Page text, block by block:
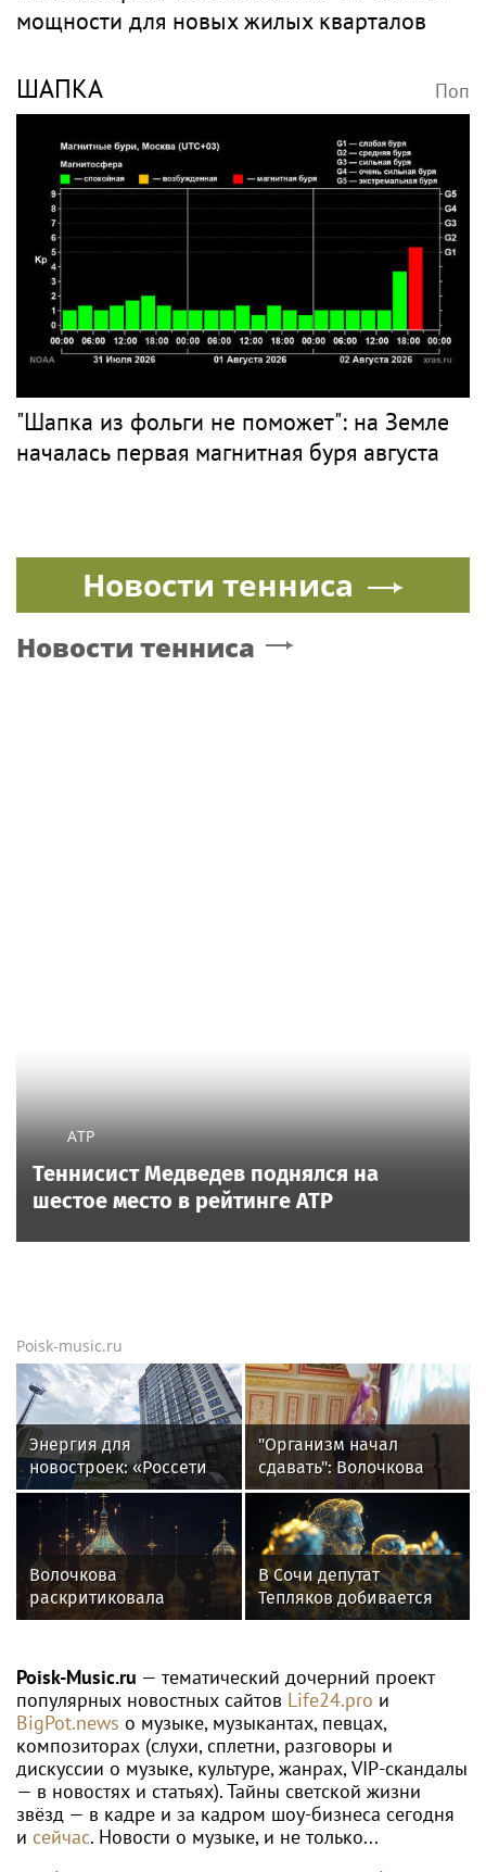
Концерт на 90-летие в кресле: Эдита
Пьеха планирует вернуться на сцену
PR
РЭС Поп
Новосибирск» обеспечили почти 12 МВт
"Шапка из фольги не поможет": на Земле
началась первая магнитная буря августа
Новости тенниса
ATP
Теннисист Медведев поднялся на